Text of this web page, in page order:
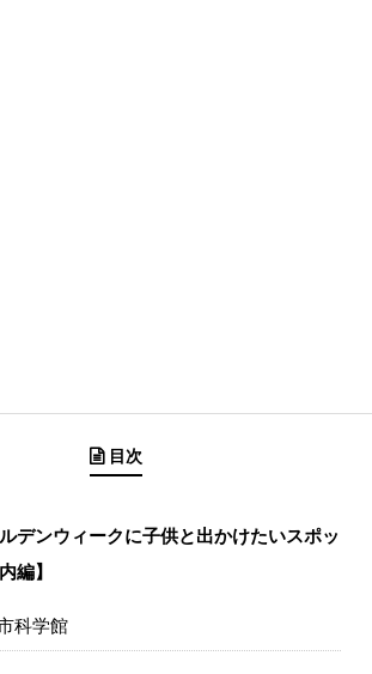
目次
デンウィークに子供と出かけたいスポッ
編】
科学館